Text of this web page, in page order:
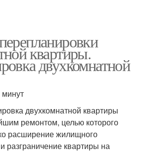
квартиры.
двухкомнатной
двухкомнатной квартиры
ремонтом, целью которого
расширение жилищного
разграничение квартиры на